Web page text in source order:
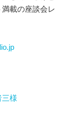
載の座談会レ
三様